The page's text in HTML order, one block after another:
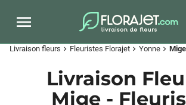
Livraison fleurs chevron_right Fleuristes Florajet chevron_right Yonne chevron_right Mige
Livraison
Mige -